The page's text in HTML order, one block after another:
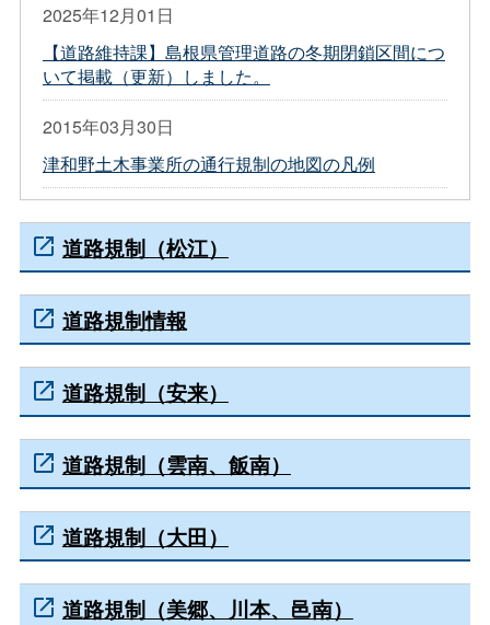
2025年12月01日
【道路維持課】島根県管理道路の冬期閉鎖区間につ
いて掲載（更新）しました。
2015年03月30日
津和野土木事業所の通行規制の地図の凡例
道路規制（松江）
道路規制情報
道路規制（安来）
道路規制（雲南、飯南）
道路規制（大田）
道路規制（美郷、川本、邑南）